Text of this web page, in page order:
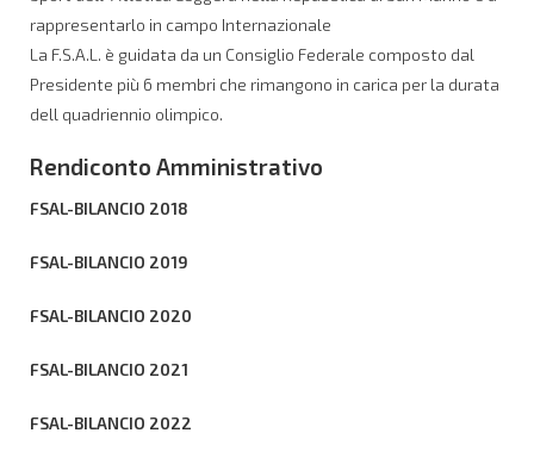
rappresentarlo in campo Internazionale
La F.S.A.L. è guidata da un Consiglio Federale composto dal
Presidente più 6 membri che rimangono in carica per la durata
dell quadriennio olimpico.
Rendiconto Amministrativo
FSAL-BILANCIO 2018
FSAL-BILANCIO 2019
FSAL-BILANCIO 2020
FSAL-BILANCIO 2021
FSAL-BILANCIO 2022